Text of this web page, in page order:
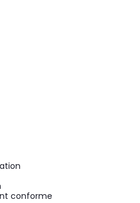
conforme